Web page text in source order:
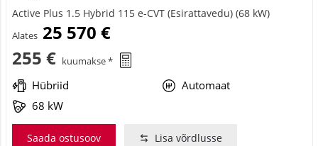
Active Plus 1.5 Hybrid 115 e-CVT (Esirattavedu) (68 kW)
Alates 25 570 €
255 € kuumakse *
Hübriid
Automaat
68 kW
Saada ostusoov Lisa võrdlusse